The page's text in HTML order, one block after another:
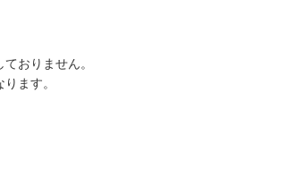
おりません。
ます。